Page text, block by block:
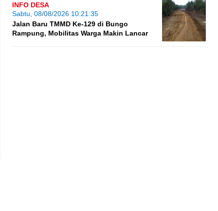
INFO DESA
Sabtu, 08/08/2026 10:21:35
Jalan Baru TMMD Ke-129 di Bungo
Rampung, Mobilitas Warga Makin Lancar